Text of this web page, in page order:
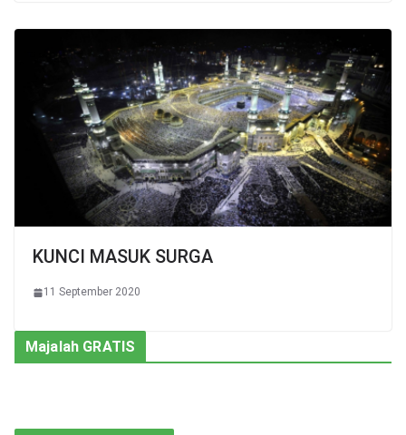
KUNCI MASUK SURGA
11 September 2020
Majalah GRATIS